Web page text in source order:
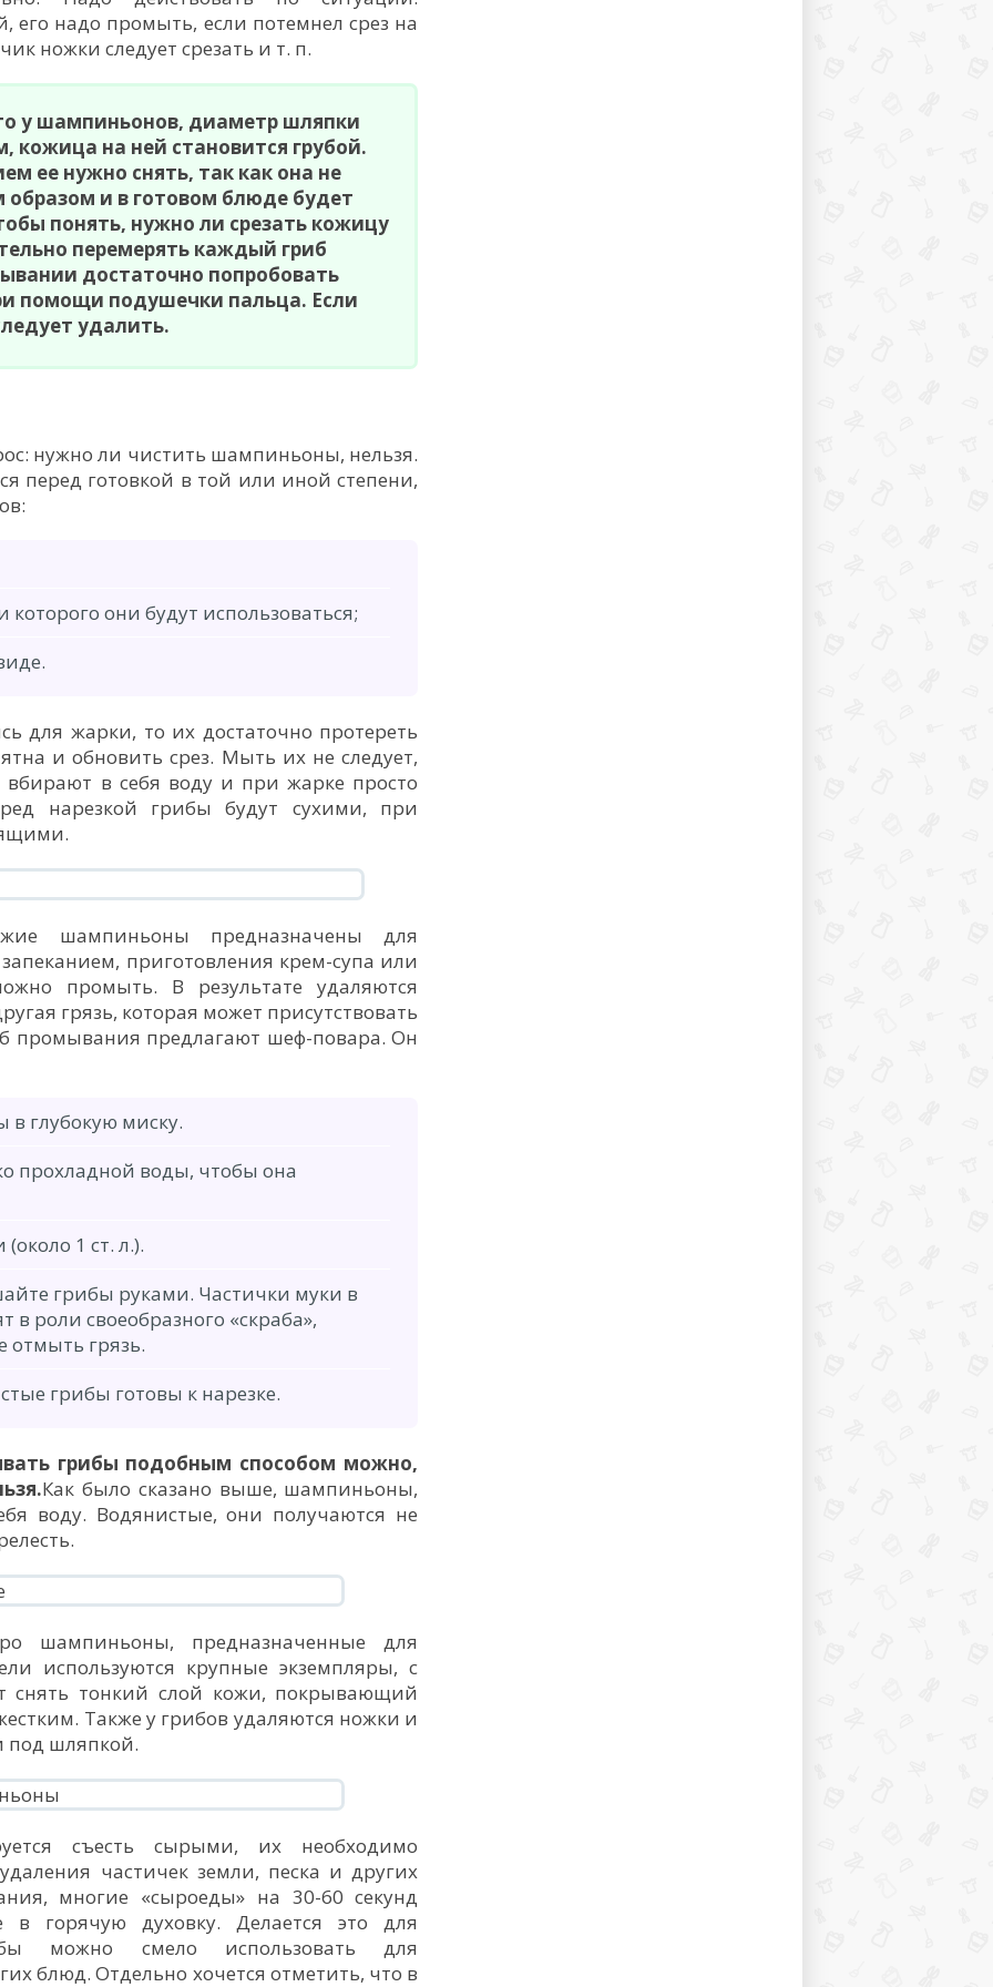
его надо промыть, если потемнел срез на
ножки следует срезать и т. п.
у шампиньонов, диаметр шляпки
кожица на ней становится грубой.
ее нужно снять, так как она не
и в готовом блюде будет
понять, нужно ли срезать кожицу
перемерять каждый гриб
достаточно попробовать
помощи подушечки пальца. Если
удалить.
нужно ли чистить шампиньоны, нельзя.
перед готовкой в той или иной степени,
они будут использоваться;
для жарки, то их достаточно протереть
и обновить срез. Мыть их не следует,
в себя воду и при жарке просто
нарезкой грибы будут сухими, при
шампиньоны предназначены для
приготовления крем-супа или
промыть. В результате удаляются
грязь, которая может присутствовать
промывания предлагают шеф-повара. Он
глубокую миску.
прохладной воды, чтобы она
1 ст. л.).
грибы руками. Частички муки в
в роли своеобразного «скраба»,
отмыть грязь.
грибы готовы к нарезке.
грибы подобным способом можно,
Как было сказано выше, шампиньоны,
воду. Водянистые, они получаются не
шампиньоны, предназначенные для
используются крупные экземпляры, с
снять тонкий слой кожи, покрывающий
Также у грибов удаляются ножки и
под шляпкой.
съесть сырыми, их необходимо
частичек земли, песка и других
многие «сыроеды» на 30-60 секунд
горячую духовку. Делается это для
можно смело использовать для
блюд. Отдельно хочется отметить, что в